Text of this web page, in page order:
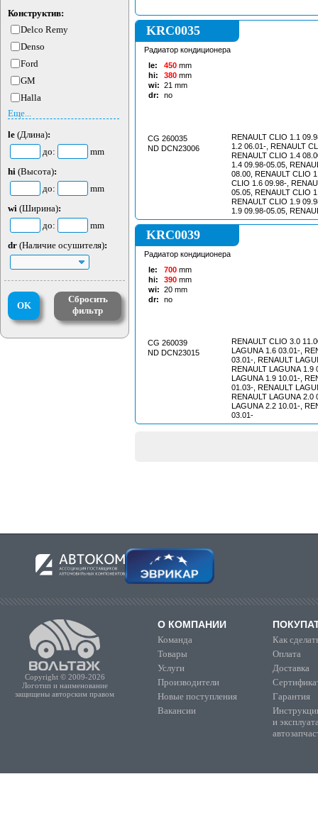
Конструктив:
Delco Remy
Denso
Ford
GM
Halla
Еще...
le (Длина):
до:
mm
hi (Высота):
до:
mm
wi (Ширина):
до:
mm
dr (Наличие осушителя):
OK
Сбросить
фильтр
KRC0035
Радиатор кондиционера
le:
450 mm
hi:
380 mm
wi: 21 mm
dr:
no
CG 260035
ND DCN23006
RENAULT CLIO 1.1
1.2 06.01-, RENAULT
RENAULT CLIO 1.4
1.4 09.98-05.05,
08.00, RENAULT CLIO
CLIO 1.6 09.98-,
05.05, RENAULT CLIO
RENAULT CLIO 1.9
1.9 09.98-05.05,
RENAULT CLIO 3.0
KRC0039
Радиатор кондиционера
le:
700 mm
hi:
390 mm
wi: 20 mm
dr:
no
CG 260039
ND DCN23015
RENAULT CLIO 3.0
LAGUNA 1.6 03.01-,
03.01-, RENAULT
RENAULT LAGUNA 1.9
LAGUNA 1.9 10.01-,
01.03-, RENAULT
RENAULT LAGUNA 2.0
LAGUNA 2.2 10.01-,
03.01-
Copyright © 2009-2026
Логотип и наименование
защищены авторским правом
О КОМПАНИИ
Команда
Товары
Услуги
Производители
Новые поступления
Вакансии
Как
Оплата
Доставка
Гарантия
и